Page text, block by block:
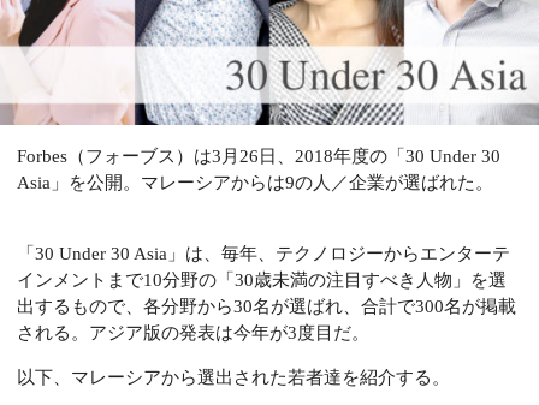
Forbes（フォーブス）は3月26日、2018年度の「30 Under 30
Asia」を公開。マレーシアからは9の人／企業が選ばれた。
「30 Under 30 Asia」は、毎年、テクノロジーからエンターテ
インメントまで10分野の「30歳未満の注目すべき人物」を選
出するもので、各分野から30名が選ばれ、合計で300名が掲載
される。アジア版の発表は今年が3度目だ。
以下、マレーシアから選出された若者達を紹介する。